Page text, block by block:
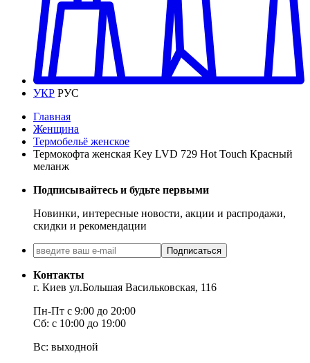
УКР РУС
Главная
Женщина
Термобельё женское
Термокофта женская Key LVD 729 Hot Touch Красный
меланж
Подписывайтесь и будьте первыми
Новинки, интересные новости, акции и распродажи,
скидки и рекомендации
Подписаться
Контакты
г. Киев ул.Большая Васильковская, 116
Пн-Пт с 9:00 до 20:00
Сб: с 10:00 до 19:00
Вс: выходной